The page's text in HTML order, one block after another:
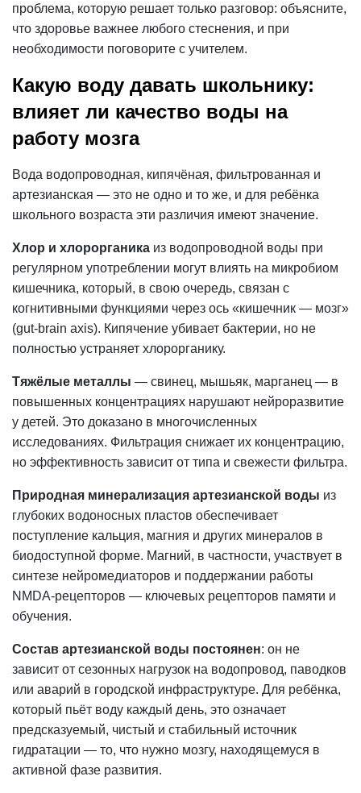
проблема, которую решает только разговор: объясните,
что здоровье важнее любого стеснения, и при
необходимости поговорите с учителем.
Какую воду давать школьнику:
влияет ли качество воды на
работу мозга
Вода водопроводная, кипячёная, фильтрованная и
артезианская — это не одно и то же, и для ребёнка
школьного возраста эти различия имеют значение.
Хлор и хлорорганика из водопроводной воды при
регулярном употреблении могут влиять на микробиом
кишечника, который, в свою очередь, связан с
когнитивными функциями через ось «кишечник — мозг»
(gut-brain axis). Кипячение убивает бактерии, но не
полностью устраняет хлорорганику.
Тяжёлые металлы — свинец, мышьяк, марганец — в
повышенных концентрациях нарушают нейроразвитие
у детей. Это доказано в многочисленных
исследованиях. Фильтрация снижает их концентрацию,
но эффективность зависит от типа и свежести фильтра.
Природная минерализация артезианской воды из
глубоких водоносных пластов обеспечивает
поступление кальция, магния и других минералов в
биодоступной форме. Магний, в частности, участвует в
синтезе нейромедиаторов и поддержании работы
NMDA-рецепторов — ключевых рецепторов памяти и
обучения.
Состав артезианской воды постоянен: он не
зависит от сезонных нагрузок на водопровод, паводков
или аварий в городской инфраструктуре. Для ребёнка,
который пьёт воду каждый день, это означает
предсказуемый, чистый и стабильный источник
гидратации — то, что нужно мозгу, находящемуся в
активной фазе развития.